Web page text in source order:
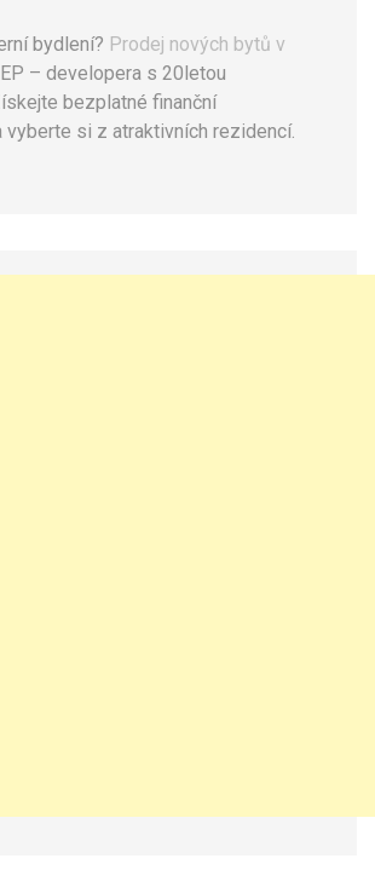
bydlení? Prodej nových bytů v
– developera s 20letou
bezplatné finanční
vyberte si z atraktivních rezidencí.